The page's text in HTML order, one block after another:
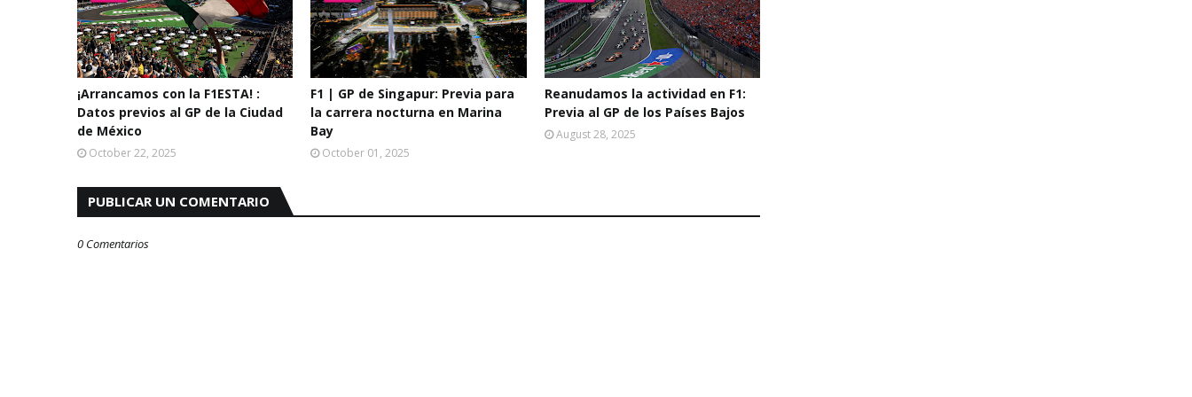
¡Arrancamos con la F1ESTA! :
Datos previos al GP de la Ciudad
de México
October 22, 2025
F1 | GP de Singapur: Previa para
la carrera nocturna en Marina
Bay
October 01, 2025
Reanudamos la actividad en F1:
Previa al GP de los Países Bajos
August 28, 2025
PUBLICAR UN COMENTARIO
0 Comentarios